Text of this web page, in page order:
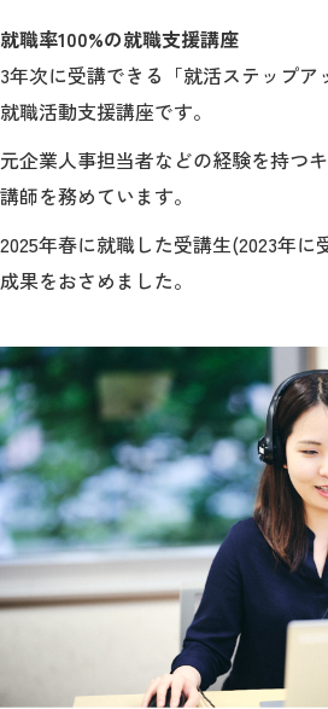
就職率100%の就職支援講座
3年次に受講できる「就活ステップ
就職活動支援講座です。
元企業人事担当者などの経験を持つ
講師を務めています。
2025年春に就職した受講生(2023年に
成果をおさめました。